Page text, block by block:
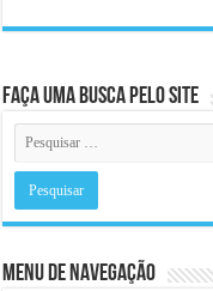
Faça uma busca pelo Site
Menu de Navegação